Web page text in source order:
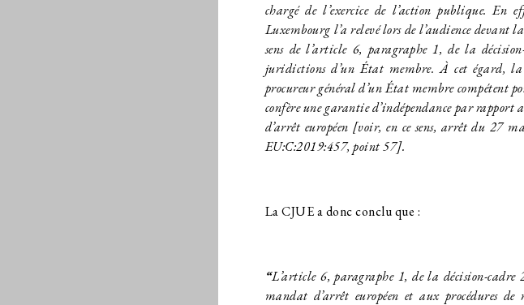
chargé de l’exercice de l’action publique.
Luxembourg l’a relevé lors de l’audience
sens de l’article 6, paragraphe 1, de la
juridictions d’un État membre. À cet égard,
procureur général d’un État membre compétent
confère une garantie d’indépendance par
d’arrêt européen [voir, en ce sens, arrêt du 27
EU:C:2019:457, point 57].
La CJUE a donc conclu que :
“L’article 6, paragraphe 1, de la décision-
mandat d’arrêt européen et aux procédures